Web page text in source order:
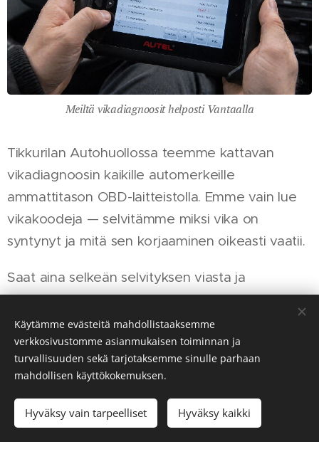
Meiltä vikadiagnoosit helposti Vantaalla
Tikkurilan Autohuollossa teemme kattavan
vikadiagnoosin kaikille automerkeille
ammattitason OBD-laitteistolla. Emme vain lue
vikakoodeja — selvitämme miksi vika on
syntynyt ja mitä sen korjaaminen oikeasti vaatii.
Saat aina selkeän selvityksen viasta ja
kustannusarvion ennen kuin yhtään korjausta
aloitetaan. Ei yllätyksiä laskussa.
Milloin vikadiagnoosi tarvitaan?
Moottorivaroitusvalo palaa tai vilkkuu, auto käy
epätasaisesti tai nykii, polttoaineen kulutus on
kasvanut selvästi, jokin ääni tai tuntuma on
muuttunut, katsastus hylkäsi vikakoodeista
Käytämme evästeitä mahdollistaaksemme
verkkosivustomme asianmukaisen toiminnan ja
turvallisuuden sekä tarjotaksemme sinulle parhaan
mahdollisen käyttökokemuksen.
Hyväksy vain tarpeelliset Hyväksy kaikki